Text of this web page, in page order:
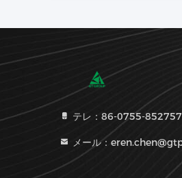
テレ：86-0755-
メール：